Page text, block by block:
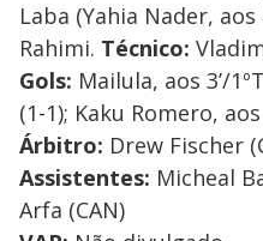
Laba (Yahia Nader, aos
Rahimi. Técnico:
Gols: Mailula, aos 3’/
(1-1); Kaku Romero, aos
Árbitro: Drew Fischer
Assistentes: Micheal
Arfa (CAN)